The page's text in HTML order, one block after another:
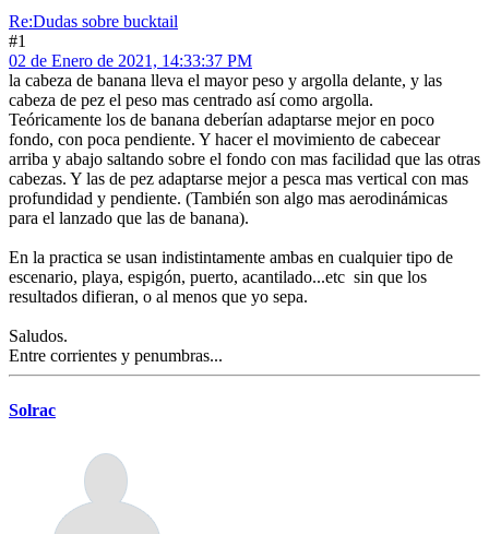
Re:Dudas sobre bucktail
#1
02 de Enero de 2021, 14:33:37 PM
la cabeza de banana lleva el mayor peso y argolla delante, y las
cabeza de pez el peso mas centrado así como argolla.
Teóricamente los de banana deberían adaptarse mejor en poco
fondo, con poca pendiente. Y hacer el movimiento de cabecear
arriba y abajo saltando sobre el fondo con mas facilidad que las otras
cabezas. Y las de pez adaptarse mejor a pesca mas vertical con mas
profundidad y pendiente. (También son algo mas aerodinámicas
para el lanzado que las de banana).
En la practica se usan indistintamente ambas en cualquier tipo de
escenario, playa, espigón, puerto, acantilado...etc sin que los
resultados difieran, o al menos que yo sepa.
Saludos.
Entre corrientes y penumbras...
Solrac